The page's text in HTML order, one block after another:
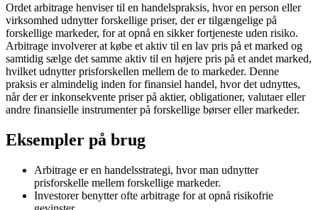
Ordet arbitrage henviser til en handelspraksis, hvor en person eller
virksomhed udnytter forskellige priser, der er tilgængelige på
forskellige markeder, for at opnå en sikker fortjeneste uden risiko.
Arbitrage involverer at købe et aktiv til en lav pris på et marked og
samtidig sælge det samme aktiv til en højere pris på et andet marked,
hvilket udnytter prisforskellen mellem de to markeder. Denne
praksis er almindelig inden for finansiel handel, hvor det udnyttes,
når der er inkonsekvente priser på aktier, obligationer, valutaer eller
andre finansielle instrumenter på forskellige børser eller markeder.
Eksempler på brug
Arbitrage er en handelsstrategi, hvor man udnytter
prisforskelle mellem forskellige markeder.
Investorer benytter ofte arbitrage for at opnå risikofrie